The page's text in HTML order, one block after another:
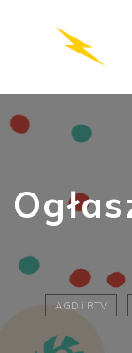
AGD i RTV